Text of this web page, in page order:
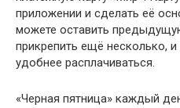
приложении и сделать её
можете оставить
прикрепить ещё несколько,
удобнее расплачиваться.
«Черная пятница» каждый